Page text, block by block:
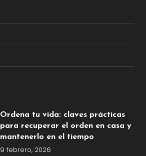
Ordena tu vida: claves prácticas
para recuperar el orden en casa y
mantenerlo en el tiempo
9 febrero, 2026